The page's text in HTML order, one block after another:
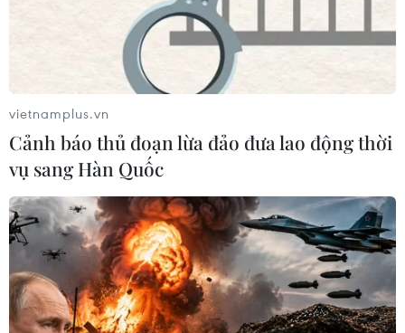
vietnamplus.vn
Cảnh báo thủ đoạn lừa đảo đưa lao động thời
vụ sang Hàn Quốc